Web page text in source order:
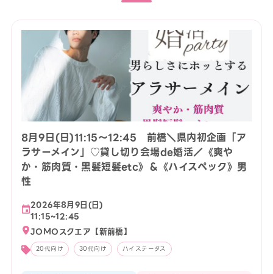
8月9日(日)11:15〜12:45 前橋＼県内初企画「ア
ラサーメイン」♡貸し切り会場de婚活／《爽や
か・筋肉質・黒髪短髪etc》＆《ハイスペック》男
性
2026年8月9日(日)
11:15~12:45
JOMOスクエア【新前橋】
20代向け 30代向け ハイステータス